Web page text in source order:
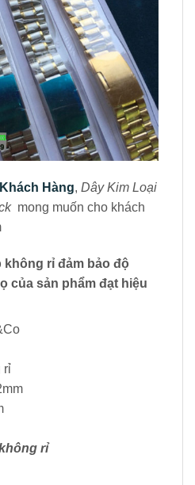
Hàng, Dây Kim Loại
mong muốn cho khách
không rỉ đảm bảo độ
của sản phẩm đạt hiệu
rỉ
rỉ